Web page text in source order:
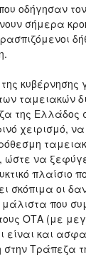
οδήγησαν
σήμερα
κυβέρνησης
ταμειακών
της Ελλάδος
χειρισμό, να
ώστε να
πλαίσιο
σκόπιμα οι
που
ΟΤΑ (με
είναι και
στην Τράπεζα